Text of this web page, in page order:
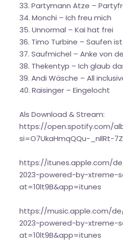
33. Partymann Atze –
34. Monchi – Ich freu mich
35. Unnormal – Kai hat frei
36. Timo Turbine – Saufen
37. Saufmichel – Anke von
38. Thekentyp – Ich glaub
39. Andi Wäsche – All
40. Raisinger – Eingelocht
Als Download & Stream:
https://open.spotify.com/
si=O7UkaHmqQQu-_nIlRt-
https://itunes.apple.com/
2023-powered-by-xtreme-
at=10lt9B&app=itunes
https://music.apple.com/
2023-powered-by-xtreme-
at=10lt9B&app=itunes